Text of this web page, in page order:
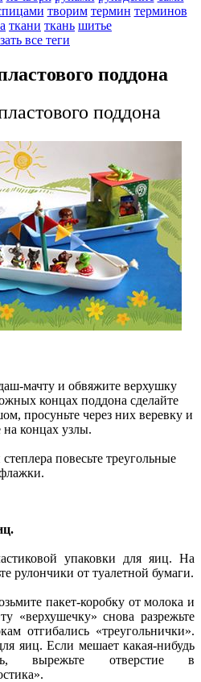
творим термин терминов
ткани ткань шитье
все теги
поддона
поддона
мачту и обвяжите верхушку
концах поддона сделайте
просуньте через них веревку и
на концах узлы.
повесьте треугольные
упаковки для яиц. На
рулончики от туалетной бумаги.
пакет-коробку от молока и
«верхушечку» снова разрежьте
отгибались «треугольнички».
яиц. Если мешает какая-нибудь
вырежьте отверстие в